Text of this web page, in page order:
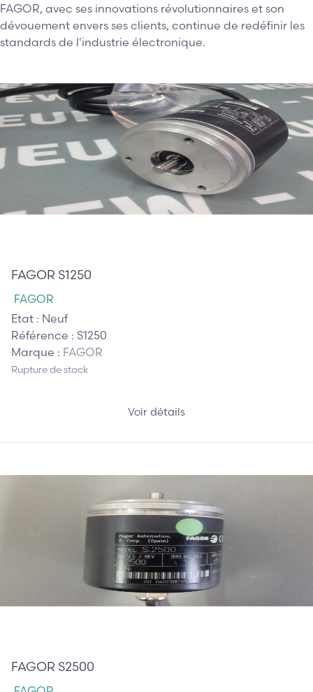
FAGOR, avec ses innovations révolutionnaires et son
dévouement envers ses clients, continue de redéfinir les
standards de l'industrie électronique.
FAGOR S1250
FAGOR
Etat : Neuf
Référence : S1250
Marque : FAGOR
Rupture de stock
Voir détails
FAGOR S2500